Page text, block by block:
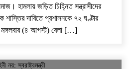
হামলায় জড়িত চিহ্নিত সন্ত্রাসীদের
দাবিতে প্রশাসনকে ৭২ ঘণ্টার
​মঙ্গলবার (৪ আগস্ট) বেলা […]